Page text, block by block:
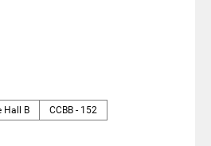
Hall B CCBB - 152